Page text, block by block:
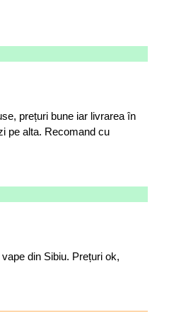
prețuri bune iar livrarea în
pe alta. Recomand cu
din Sibiu. Prețuri ok,